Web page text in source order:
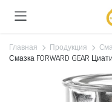
Главная Продукция
Смазка FORWARD GEAR